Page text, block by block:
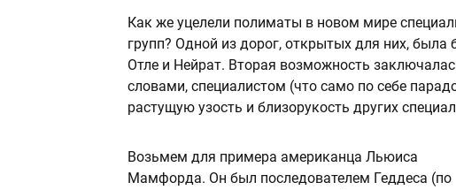
Как же уцелели полиматы в новом мире
групп? Одной из дорог, открытых для них,
Отле и Нейрат. Вторая возможность
словами, специалистом (что само по себе
растущую узость и близорукость других
Возьмем для примера американца Льюиса
Мамфорда. Он был последователем Геддеса (по